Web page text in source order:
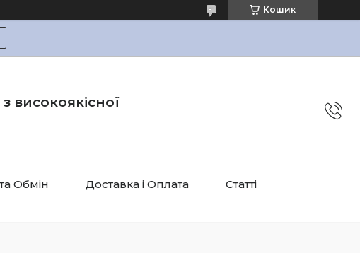
Кошик
високоякісної
Обмін Доставка і Оплата Статті